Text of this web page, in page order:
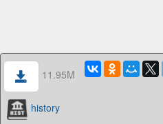
11.95M
history